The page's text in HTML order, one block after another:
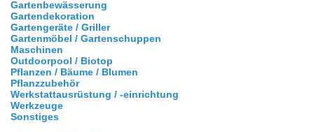
Gartenbewässerung
Gartendekoration
Gartengeräte / Griller
Gartenmöbel / Gartenschuppen
Maschinen
Outdoorpool / Biotop
Pflanzen / Bäume / Blumen
Pflanzzubehör
Werkstattausrüstung / -einrichtung
Werkzeuge
Sonstiges